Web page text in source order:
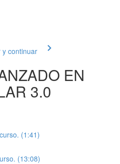
y continuar
EN
3.0
(1:41)
(13:08)